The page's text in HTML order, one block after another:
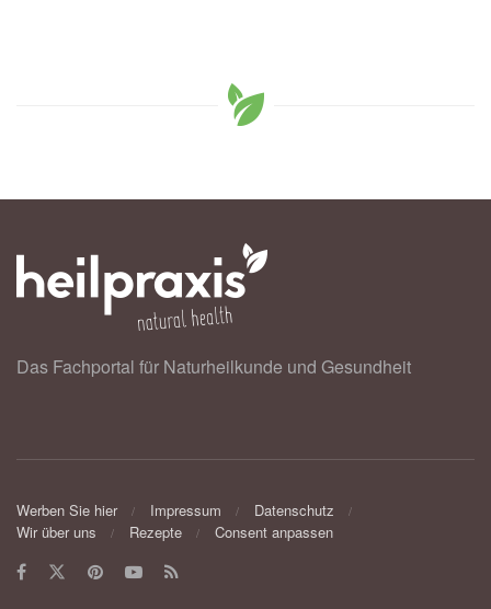
Das Fachportal für Naturheilkunde und Gesundheit
Werben Sie hier Impressum
Datenschutz
Wir über uns
Rezepte Consent anpassen